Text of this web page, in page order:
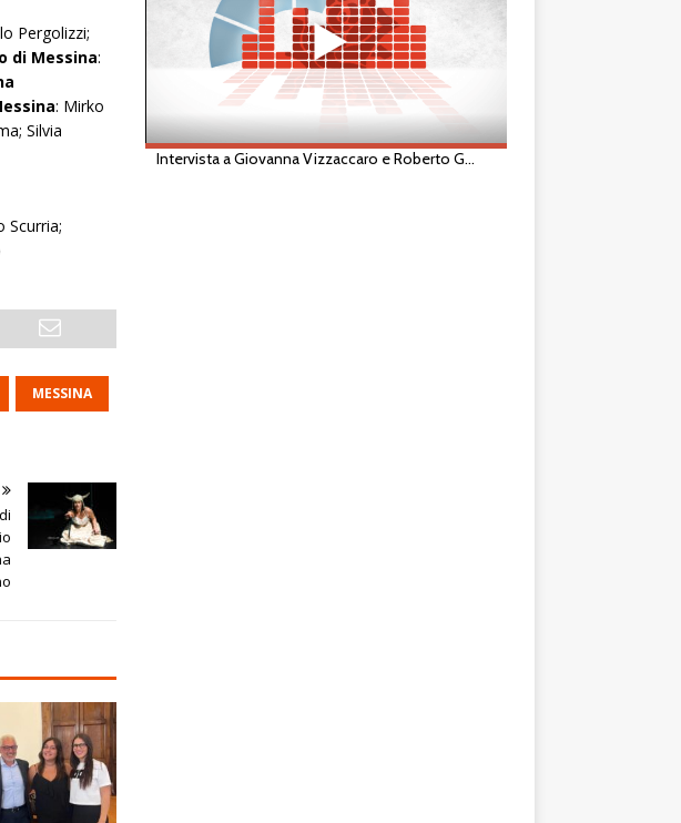
Pergolizzi;
di Messina:
: Mirko
Silvia
Scurria;
MESSINA